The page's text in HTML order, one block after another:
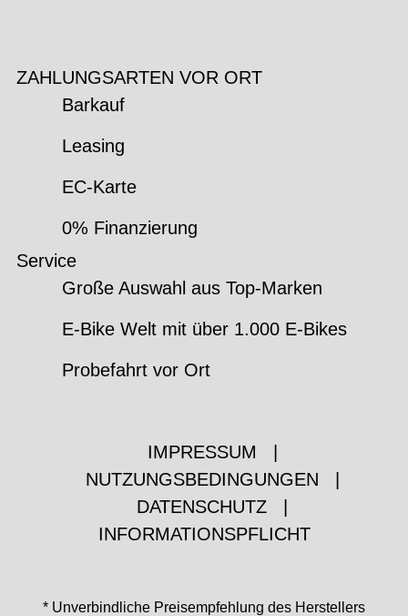
ZAHLUNGSARTEN VOR ORT
Barkauf
Leasing
EC-Karte
0% Finanzierung
Service
Große Auswahl aus Top-Marken
E-Bike Welt mit über 1.000 E-Bikes
Probefahrt vor Ort
IMPRESSUM
NUTZUNGSBEDINGUNGEN
DATENSCHUTZ
INFORMATIONSPFLICHT
* Unverbindliche Preisempfehlung des Herstellers